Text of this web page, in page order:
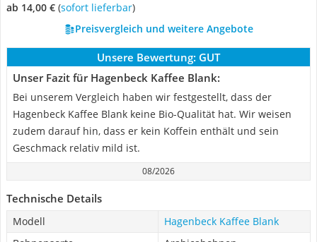
ab 14,00 € ( Sofort lieferbar)
Preisvergleich und weitere Angebote
Unsere Bewertung: GUT
Unser Fazit für Hagenbeck Kaffee Blank:
Bei unserem Vergleich haben wir festgestellt, dass der
Hagenbeck Kaffee Blank keine Bio-Qualität hat. Wir weisen
zudem darauf hin, dass er kein Koffein enthält und sein
Geschmack relativ mild ist.
08/2026
Technische Details
Modell
Hagenbeck Kaffee Blank